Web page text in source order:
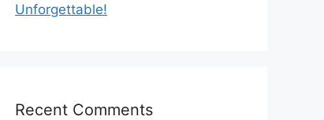
Unforgettable!
Recent Comments